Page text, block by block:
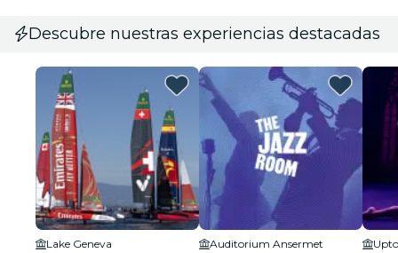
Descubre nuestras experiencias destacadas
Lake Geneva
Auditorium Ansermet